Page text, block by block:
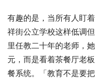
有趣的是，当所有人盯
祥街公立学校这样低调
里任教二十年的老师，
元，而是看着茶餐厅老
餐系统。「教育不是要